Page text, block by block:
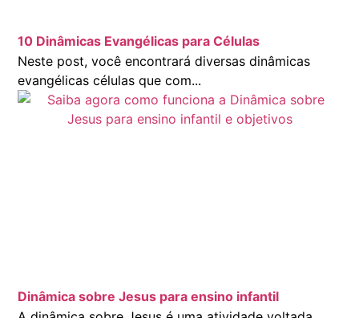
10 Dinâmicas Evangélicas para Células
Neste post, você encontrará diversas dinâmicas
evangélicas células que com...
Dinâmica sobre Jesus para ensino infantil